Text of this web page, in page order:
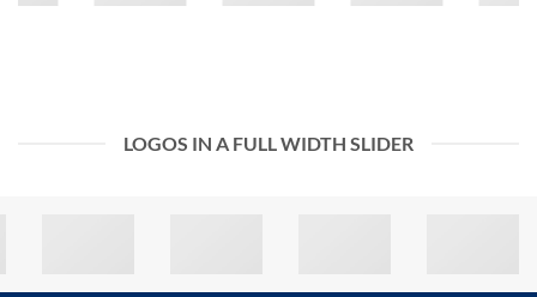
LOGOS IN A FULL WIDTH SLIDER